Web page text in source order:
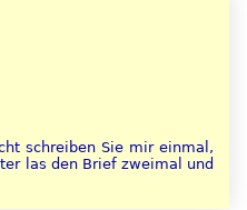
schreiben Sie mir einmal,
las den Brief zweimal und